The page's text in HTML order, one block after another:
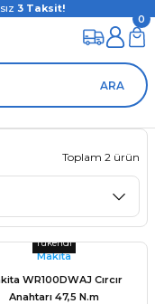
3 Taksit!
ARA
0
Toplam 2 ürün
Tükendi
Makita
WR100DWAJ Cırcır
Anahtarı 47,5 N.m